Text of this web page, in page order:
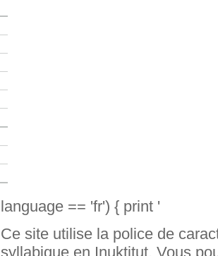
language == 'fr') { print '
Ce site utilise la police de
syllabique en Inuktitut. Vous